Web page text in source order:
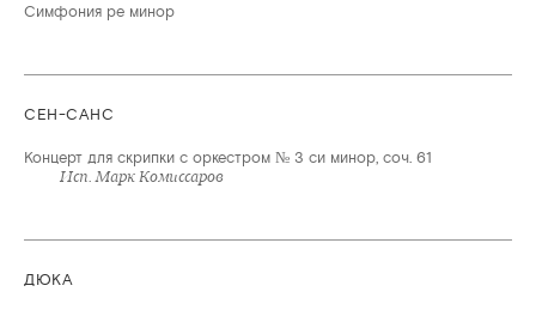
Симфония ре минор
СЕН-САНС
Концерт для скрипки с оркестром № 3 си минор, соч. 61
Исп. Марк Комиссаров
ДЮКА